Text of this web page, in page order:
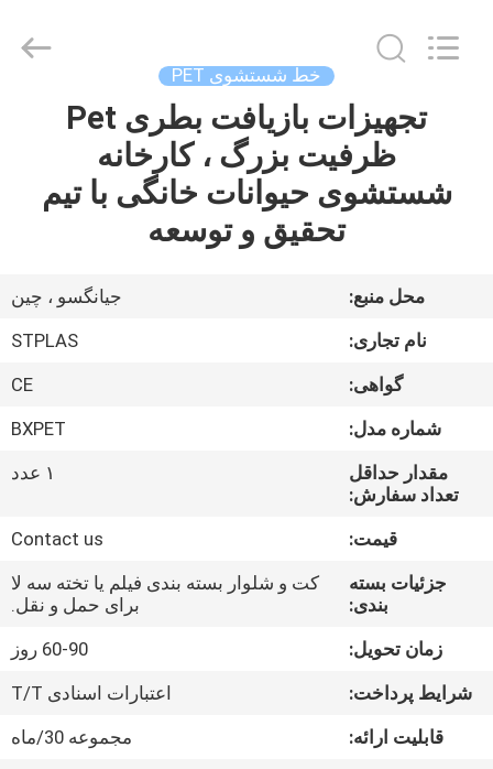
صفحه
تور
کارخانه
کیفیت
MACHINERY
CO.,LTD.
خط شستشوی PET
تجهیزات بازیافت بطری Pet
ظرفیت بزرگ ، کارخانه
شستشوی حیوانات خانگی با تیم
تحقیق و توسعه
محل منبع:
جیانگسو ، چین
نام تجاری:
STPLAS
گواهی:
CE
شماره مدل:
BXPET
مقدار حداقل
تعداد سفارش:
۱ عدد
قیمت:
Contact us
جزئیات بسته
بندی:
کت و شلوار بسته بندی فیلم یا تخته سه لا
برای حمل و نقل.
زمان تحویل:
60-90 روز
شرایط پرداخت:
اعتبارات اسنادی T/T
قابلیت ارائه:
مجموعه 30/ماه